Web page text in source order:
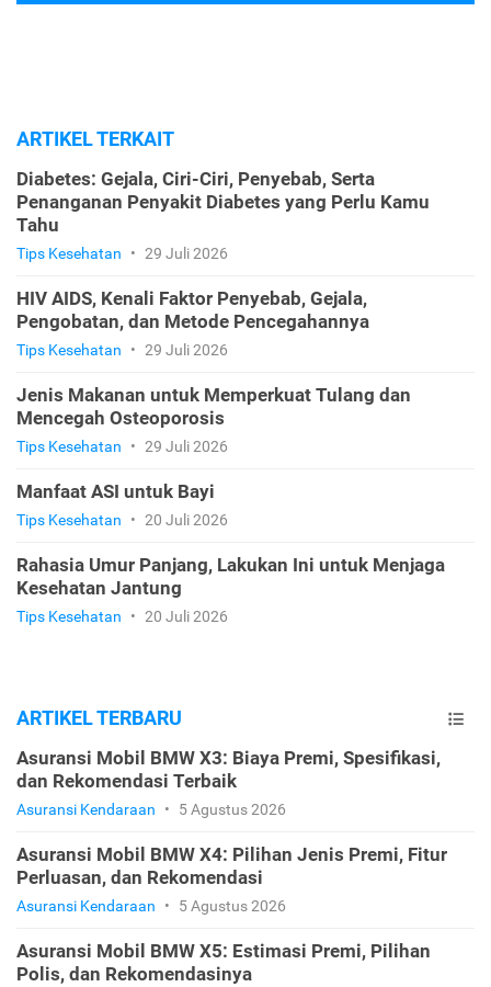
ARTIKEL TERKAIT
Diabetes: Gejala, Ciri-Ciri, Penyebab, Serta
Penanganan Penyakit Diabetes yang Perlu Kamu
Tahu
Tips Kesehatan • 29 Juli 2026
HIV AIDS, Kenali Faktor Penyebab, Gejala,
Pengobatan, dan Metode Pencegahannya
Tips Kesehatan • 29 Juli 2026
Jenis Makanan untuk Memperkuat Tulang dan
Mencegah Osteoporosis
Tips Kesehatan • 29 Juli 2026
Manfaat ASI untuk Bayi
Tips Kesehatan • 20 Juli 2026
Rahasia Umur Panjang, Lakukan Ini untuk Menjaga
Kesehatan Jantung
Tips Kesehatan • 20 Juli 2026
ARTIKEL TERBARU
Asuransi Mobil BMW X3: Biaya Premi, Spesifikasi,
dan Rekomendasi Terbaik
Asuransi Kendaraan • 5 Agustus 2026
Asuransi Mobil BMW X4: Pilihan Jenis Premi, Fitur
Perluasan, dan Rekomendasi
Asuransi Kendaraan • 5 Agustus 2026
Asuransi Mobil BMW X5: Estimasi Premi, Pilihan
Polis, dan Rekomendasinya